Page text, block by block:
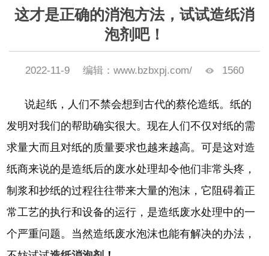
这才是正确的消泡方法，试试造纸消
泡剂吧！
2022-11-9 编辑：www.bzbxpj.com/ 1560
说起纸，人们不禁会想到古代的蔡伦造纸。纸的
发明对我们的帮助确实很大。现在人们不仅对纸的需
求量大而且对纸的质量要求也越来越高。可是这对造
纸商来说的是造纸后的废水处理却令他们非常头疼，
制浆和抄纸的过程往往带来大量的泡沫，它阻碍着正
常工艺的执行和设备的运行，是造纸废水处理中的一
个严重问题。当然造纸废水泡沫也能有解决的办法，